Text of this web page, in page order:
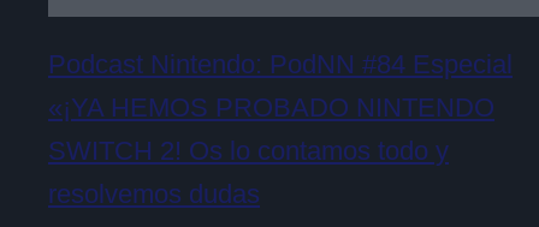
Podcast Nintendo: PodNN #84 Especial
«¡YA HEMOS PROBADO NINTENDO
SWITCH 2! Os lo contamos todo y
resolvemos dudas